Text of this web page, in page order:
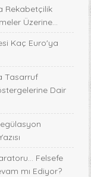
Rekabetçilik
Üzerine...
Kaç Euro'ya
Tasarruf
Dair
Felsefe
mı Ediyor?